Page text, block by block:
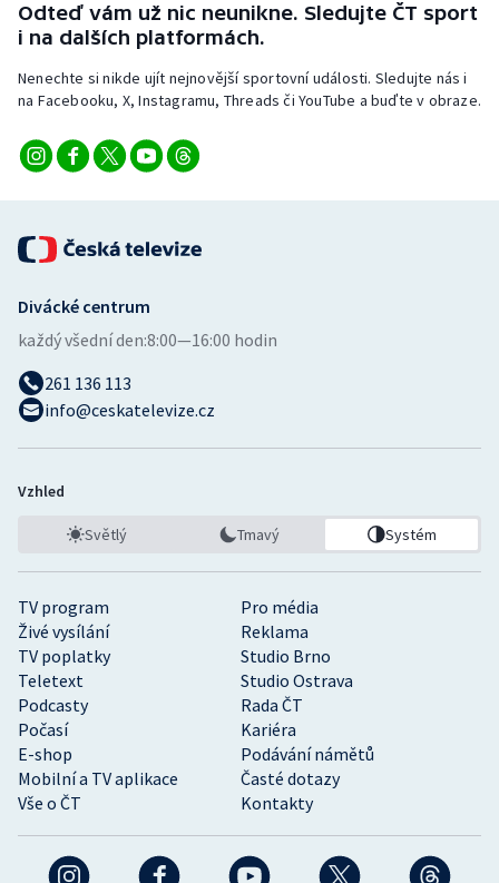
Odteď vám už nic neunikne. Sledujte ČT sport
i na dalších platformách.
Nenechte si nikde ujít nejnovější sportovní události. Sledujte nás i
na Facebooku, X, Instagramu, Threads či YouTube a buďte v obraze.
TV program
Pro média
Živé vysílání
Reklama
TV poplatky
Studio Brno
Teletext
Studio Ostrava
Podcasty
Rada ČT
Počasí
Kariéra
E-shop
Podávání námětů
Mobilní a TV aplikace
Časté dotazy
Vše o ČT
Kontakty
Divácké centrum
každý všední den:8:00—16:00 hodin
261 136 113
info@ceskatelevize.cz
Vzhled
Světlý Tmavý Systém